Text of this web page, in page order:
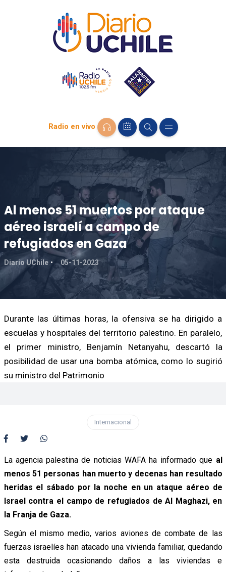
Radio en vivo
Al menos 51 muertos por ataque
aéreo israelí a campo de
refugiados en Gaza
Diario UChile 05-11-2023
Durante las últimas horas, la ofensiva se ha dirigido a
escuelas y hospitales del territorio palestino. En paralelo,
el primer ministro, Benjamín Netanyahu, descartó la
posibilidad de usar una bomba atómica, como lo sugirió
su ministro del Patrimonio
Internacional
La agencia palestina de noticias WAFA ha informado que al
menos 51 personas han muerto y decenas han resultado
heridas el sábado por la noche en un ataque aéreo de
Israel contra el campo de refugiados de Al Maghazi, en
la Franja de Gaza.
Según el mismo medio, varios aviones de combate de las
fuerzas israelíes han atacado una vivienda familiar, quedando
esta destruida ocasionando daños a las viviendas e